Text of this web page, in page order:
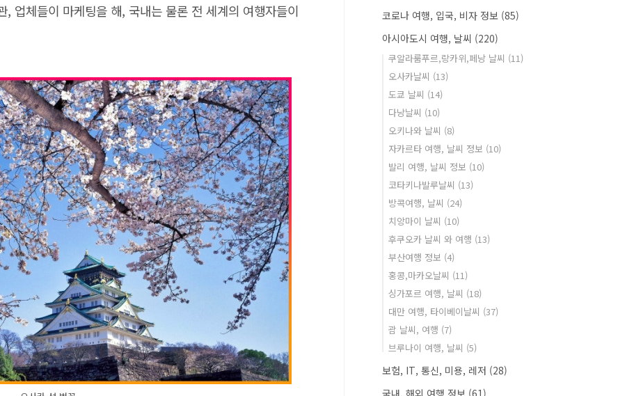
업체들이 마케팅을 해, 국내는 물론 전 세계의 여행자들이
코로나 여행, 입국, 비자 정보 (85)
아시아도시 여행, 날씨 (220)
쿠알라룸푸르,랑카위,페낭 날씨 (11)
오사카날씨 (13)
도쿄 날씨 (14)
다낭날씨 (10)
오키나와 날씨 (8)
자카르타 여행, 날씨 정보 (10)
발리 여행, 날씨 정보 (10)
코타키나발루날씨 (13)
방콕여행, 날씨 (24)
치앙마이 날씨 (10)
후쿠오카 날씨 와 여행 (13)
부산여행 정보 (4)
홍콩,마카오날씨 (11)
싱가포르 여행, 날씨 (18)
대만 여행, 타이베이날씨 (37)
괌 날씨, 여행 (7)
브루나이 여행, 날씨 (5)
보험, IT, 통신, 미용, 레저 (28)
국내, 해외 여행 정보 (61)